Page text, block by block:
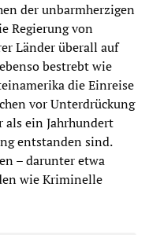
der unbarmherzigen
Regierung von
Länder überall auf
bestrebt wie
die Einreise
vor Unterdrückung
ein Jahrhundert
entstanden sind.
– darunter etwa
wie Kriminelle